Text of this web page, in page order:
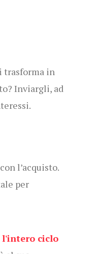
trasforma in
Inviargli, ad
l’acquisto.
per
l'intero ciclo